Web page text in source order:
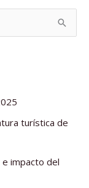
turística de
e impacto del